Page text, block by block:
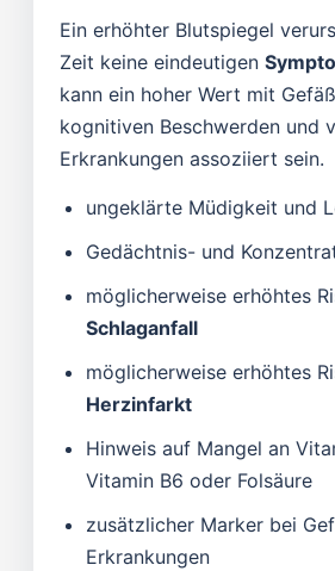
Ein erhöhter Blutspiegel
Zeit keine eindeutigen
kann ein hoher Wert mit
kognitiven Beschwerden und
Erkrankungen assoziiert sein.
ungeklärte Müdigkeit und
Gedächtnis- und
möglicherweise erhöhtes
Schlaganfall
möglicherweise erhöhtes
Herzinfarkt
Hinweis auf Mangel an
Vitamin B6 oder Folsäure
zusätzlicher Marker bei
Erkrankungen